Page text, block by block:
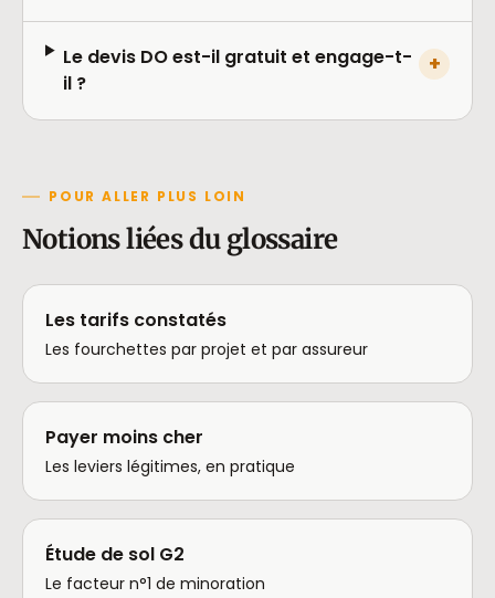
Le devis DO est-il gratuit et engage-t-
il ?
+
POUR ALLER PLUS LOIN
Notions liées du glossaire
Les tarifs constatés
Les fourchettes par projet et par assureur
Payer moins cher
Les leviers légitimes, en pratique
Étude de sol G2
Le facteur n°1 de minoration